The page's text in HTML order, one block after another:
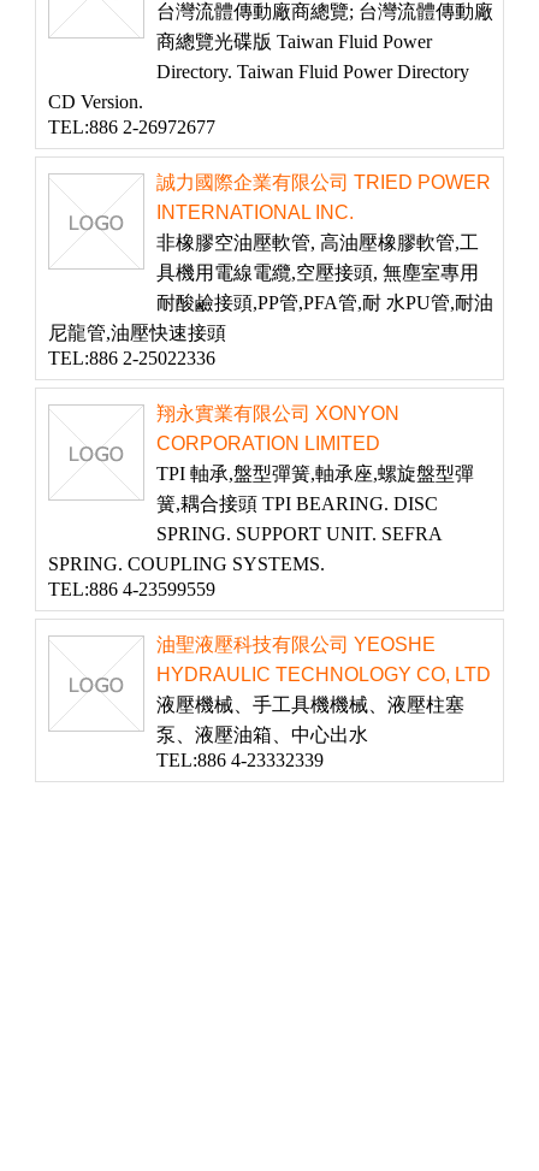
台灣流體傳動廠商總覽; 台灣流體傳動廠
商總覽光碟版 Taiwan Fluid Power
Directory. Taiwan Fluid Power Directory
CD Version.
TEL:886 2-26972677
誠力國際企業有限公司 TRIED POWER
INTERNATIONAL INC.
非橡膠空油壓軟管, 高油壓橡膠軟管,工
具機用電線電纜,空壓接頭, 無塵室專用
耐酸鹼接頭,PP管,PFA管,耐 水PU管,耐油
尼龍管,油壓快速接頭
TEL:886 2-25022336
翔永實業有限公司 XONYON
CORPORATION LIMITED
TPI 軸承,盤型彈簧,軸承座,螺旋盤型彈
簧,耦合接頭 TPI BEARING. DISC
SPRING. SUPPORT UNIT. SEFRA
SPRING. COUPLING SYSTEMS.
TEL:886 4-23599559
油聖液壓科技有限公司 YEOSHE
HYDRAULIC TECHNOLOGY CO, LTD
液壓機械、手工具機機械、液壓柱塞
泵、液壓油箱、中心出水
TEL:886 4-23332339